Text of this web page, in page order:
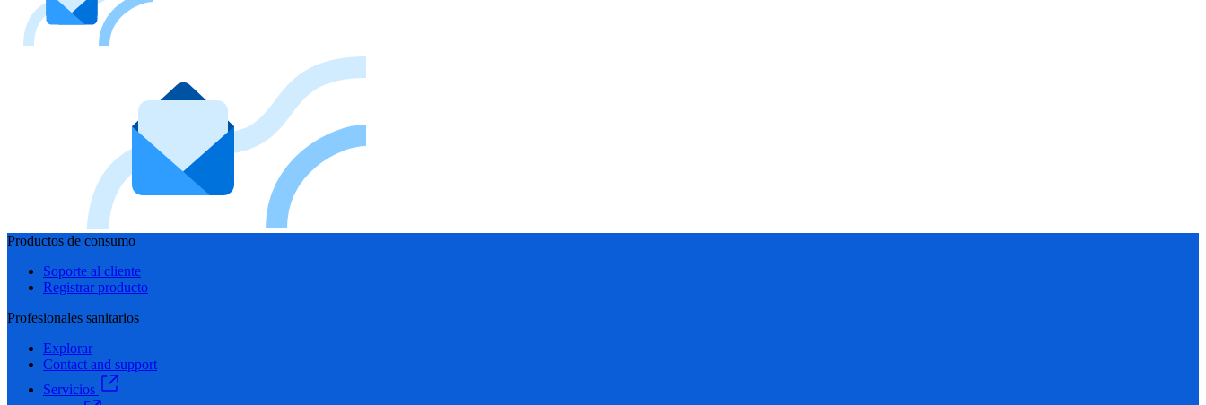
Productos de consumo
Soporte al cliente
Registrar producto
Profesionales sanitarios
Explorar
Contact and support
Servicios